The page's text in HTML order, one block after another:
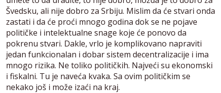
Švedsku, ali nije dobro za Srbiju. Mislim da će stvari onda
zastati i da će proći mnogo godina dok se ne pojave
političke i intelektualne snage koje će ponovo da
pokrenu stvari. Dakle, vrlo je komplikovano napraviti
jedan funkcionalan i dobar sistem decentralizacije i ima
mnogo rizika. Ne toliko političkih. Najveći su ekonomski
i fiskalni. Tu je naveća kvaka. Sa ovim političkim se
nekako još i može izaći na kraj.